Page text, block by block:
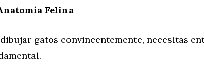
Felina
gatos convincentemente, necesitas